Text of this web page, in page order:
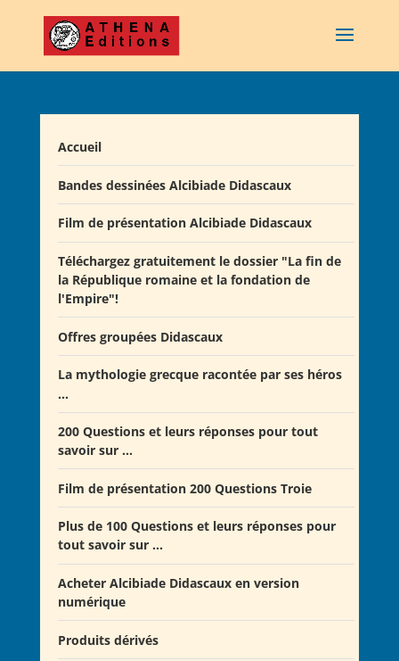
Accueil
Bandes dessinées Alcibiade Didascaux
Film de présentation Alcibiade Didascaux
Téléchargez gratuitement le dossier "La fin de
la République romaine et la fondation de
l'Empire"!
Offres groupées Didascaux
Offre "Tout savoir sur la guerre de Troie!"
Offre Spéciale Moyen Âge
Offre 5 volumes + cadeau
Offre Spéciale Latinistes
Offre Spéciale “De la fin de la République romaine à
la fondation de l’Empire”
Offre Collection complète Alcibiade Didascaux
La mythologie grecque racontée par ses héros
...
200 Questions et leurs réponses pour tout
savoir sur ...
Film de présentation 200 Questions Troie
Plus de 100 Questions et leurs réponses pour
tout savoir sur ...
Acheter Alcibiade Didascaux en version
numérique
Produits dérivés